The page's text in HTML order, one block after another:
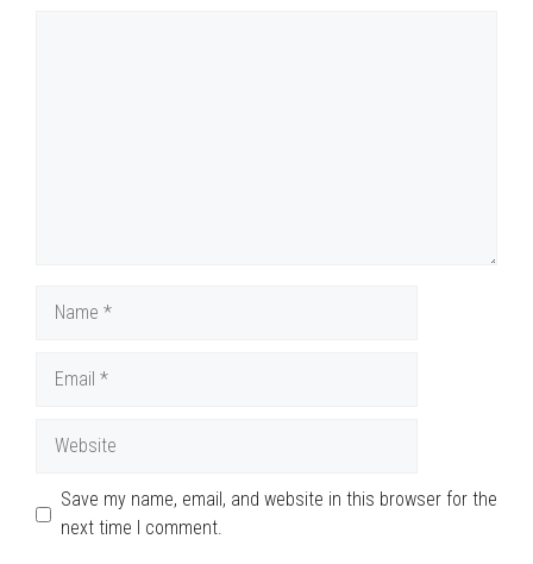
Save my name, email, and website in this browser for the
next time I comment.